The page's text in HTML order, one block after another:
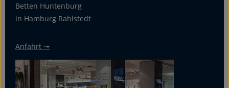
Betten Huntenburg
in Hamburg Rahlstedt
Anfahrt 🠖